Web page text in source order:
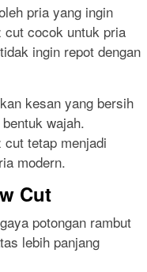
pria yang ingin
cocok untuk pria
ingin repot dengan
kesan yang bersih
wajah.
cut tetap menjadi
modern.
Cut
potongan rambut
lebih panjang